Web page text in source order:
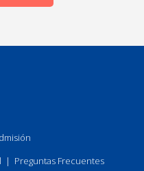
| Preguntas Frecuentes